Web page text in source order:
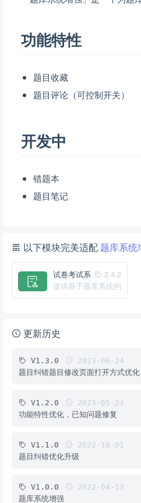
功能特性
题目收藏
题目评论（可控制开关）
开发中
错题本
题目笔记
以下模块完美适配 题库系统
2.4.2
试卷考试系
统
提供基于题库系统的
试卷考试系统
更新历史
V1.3.0 2023-06-24
题目纠错题目修改页面打开方式优化
V1.2.0 2023-05-23
功能特性优化，已知问题修复
V1.1.0 2022-10-01
题目纠错优化升级
V1.0.0 2022-04-13
题库系统增强